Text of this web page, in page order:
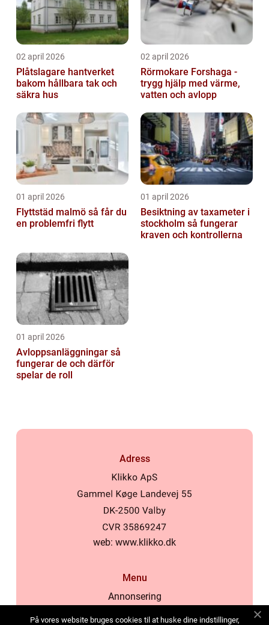
02 april 2026
Plåtslagare hantverket
bakom hållbara tak och
säkra hus
02 april 2026
Rörmokare Forshaga -
trygg hjälp med värme,
vatten och avlopp
01 april 2026
Flyttstäd malmö så får du
en problemfri flytt
01 april 2026
Besiktning av taxameter i
stockholm så fungerar
kraven och kontrollerna
01 april 2026
Avloppsanläggningar så
fungerar de och därför
spelar de roll
Adress
web: www.klikko.dk
Menu
Annonsering
På vores website bruges cookies til at huske dine indstillinger,